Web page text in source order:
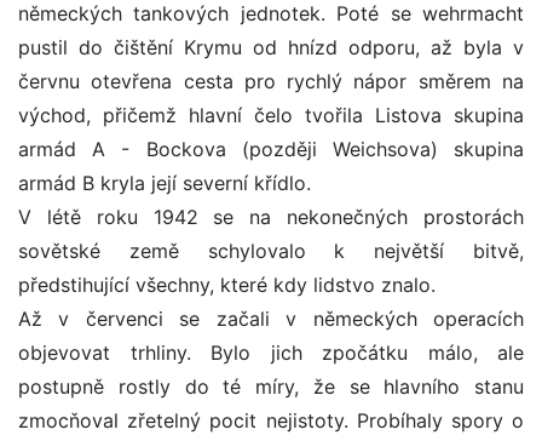
německých tankových jednotek. Poté se wehrmacht
pustil do čištění Krymu od hnízd odporu, až byla v
červnu otevřena cesta pro rychlý nápor směrem na
východ, přičemž hlavní čelo tvořila Listova skupina
armád A - Bockova (později Weichsova) skupina
armád B kryla její severní křídlo.
V létě roku 1942 se na nekonečných prostorách
sovětské země schylovalo k největší bitvě,
předstihující všechny, které kdy lidstvo znalo.
Až v červenci se začali v německých operacích
objevovat trhliny. Bylo jich zpočátku málo, ale
postupně rostly do té míry, že se hlavního stanu
zmocňoval zřetelný pocit nejistoty. Probíhaly spory o